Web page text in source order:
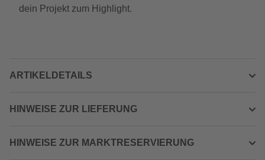
dein Projekt zum Highlight.
ARTIKELDETAILS
HINWEISE ZUR LIEFERUNG
HINWEISE ZUR MARKTRESERVIERUNG